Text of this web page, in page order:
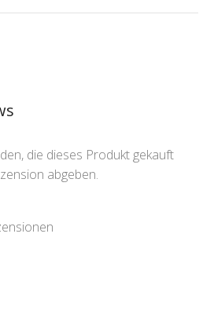
die dieses Produkt gekauft
abgeben.